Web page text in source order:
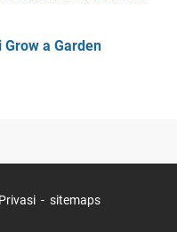
Grow a Garden
Privasi sitemaps